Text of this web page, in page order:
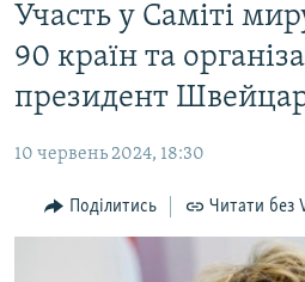
основного
матеріалу
Перейти
до
основної
навігації
Перейти
до
ВОДА.КРИМ
ВІДЕО ТА ФОТО
БЛОГИ
ПОГЛЯД
Участь у Саміті
90 країн та
президент
10 червень 2024, 18:30
Поділитись Читати без